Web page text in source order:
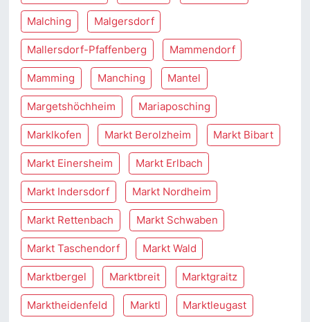
Malching Malgersdorf
Mallersdorf-Pfaffenberg Mammendorf
Mamming Manching Mantel
Margetshöchheim Mariaposching
Marklkofen Markt Berolzheim Markt Bibart
Markt Einersheim Markt Erlbach
Markt Indersdorf Markt Nordheim
Markt Rettenbach Markt Schwaben
Markt Taschendorf Markt Wald
Marktbergel Marktbreit Marktgraitz
Marktheidenfeld Marktl Marktleugast